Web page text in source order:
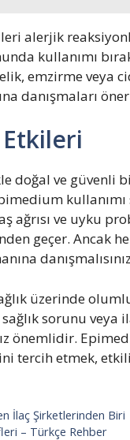
alerjik
kullanımı
emzirme
danışmaları
doğal ve güvenli
kullanımı
ağrısı ve uyku
geçer. Ancak
üzerinde
sorunu
önemlidir.
tercih etmek,
İlaç Şirketlerinden Biri
– Türkçe Rehber